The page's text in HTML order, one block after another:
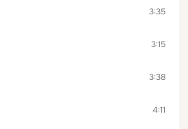
3:35
3:15
3:38
4:11